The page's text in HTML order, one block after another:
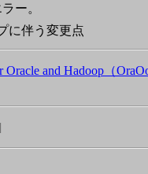
ー。
に伴う変更点
Oracle and Hadoop（